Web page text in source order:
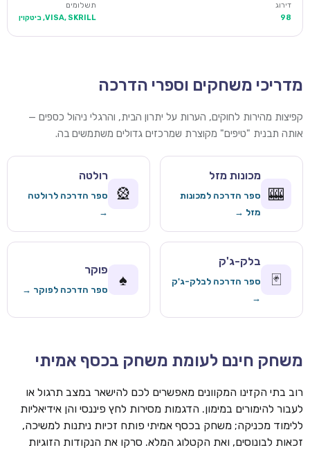
דירוג
98
תשלומים
VISA, SKRILL, ביטקוין
מדריכי משחקים וספרי הדרכה
קפיצות מהירות לחוקים, הערות על יתרון הבית, והרגלי ניהול כספים —
אותה תבנית "טיפים" מקוצרת שמרכזים גדולים משתמשים בה.
🎰
מכונות מזל
ספר הדרכה למכונות
מזל →
🎡
רולטה
ספר הדרכה לרולטה
→
🃏
בלק-ג'ק
ספר הדרכה לבלק-ג'ק
→
♠️
פוקר
ספר הדרכה לפוקר →
משחק חינם לעומת משחק בכסף אמיתי
רוב בתי הקזינו המקוונים מאפשרים לכם להישאר במצב תרגול או
לעבור להימורים במימון. הדגמות מסירות לחץ פיננסי והן אידיאליות
ללימוד מכניקה; משחק בכסף אמיתי פותח זכיות ניתנות למשיכה,
זכאות לבונוסים, ואת הקטלוג המלא. סרקו את הנקודות הזוגיות